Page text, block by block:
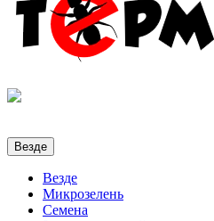
Везде
Везде
Микрозелень
Семена